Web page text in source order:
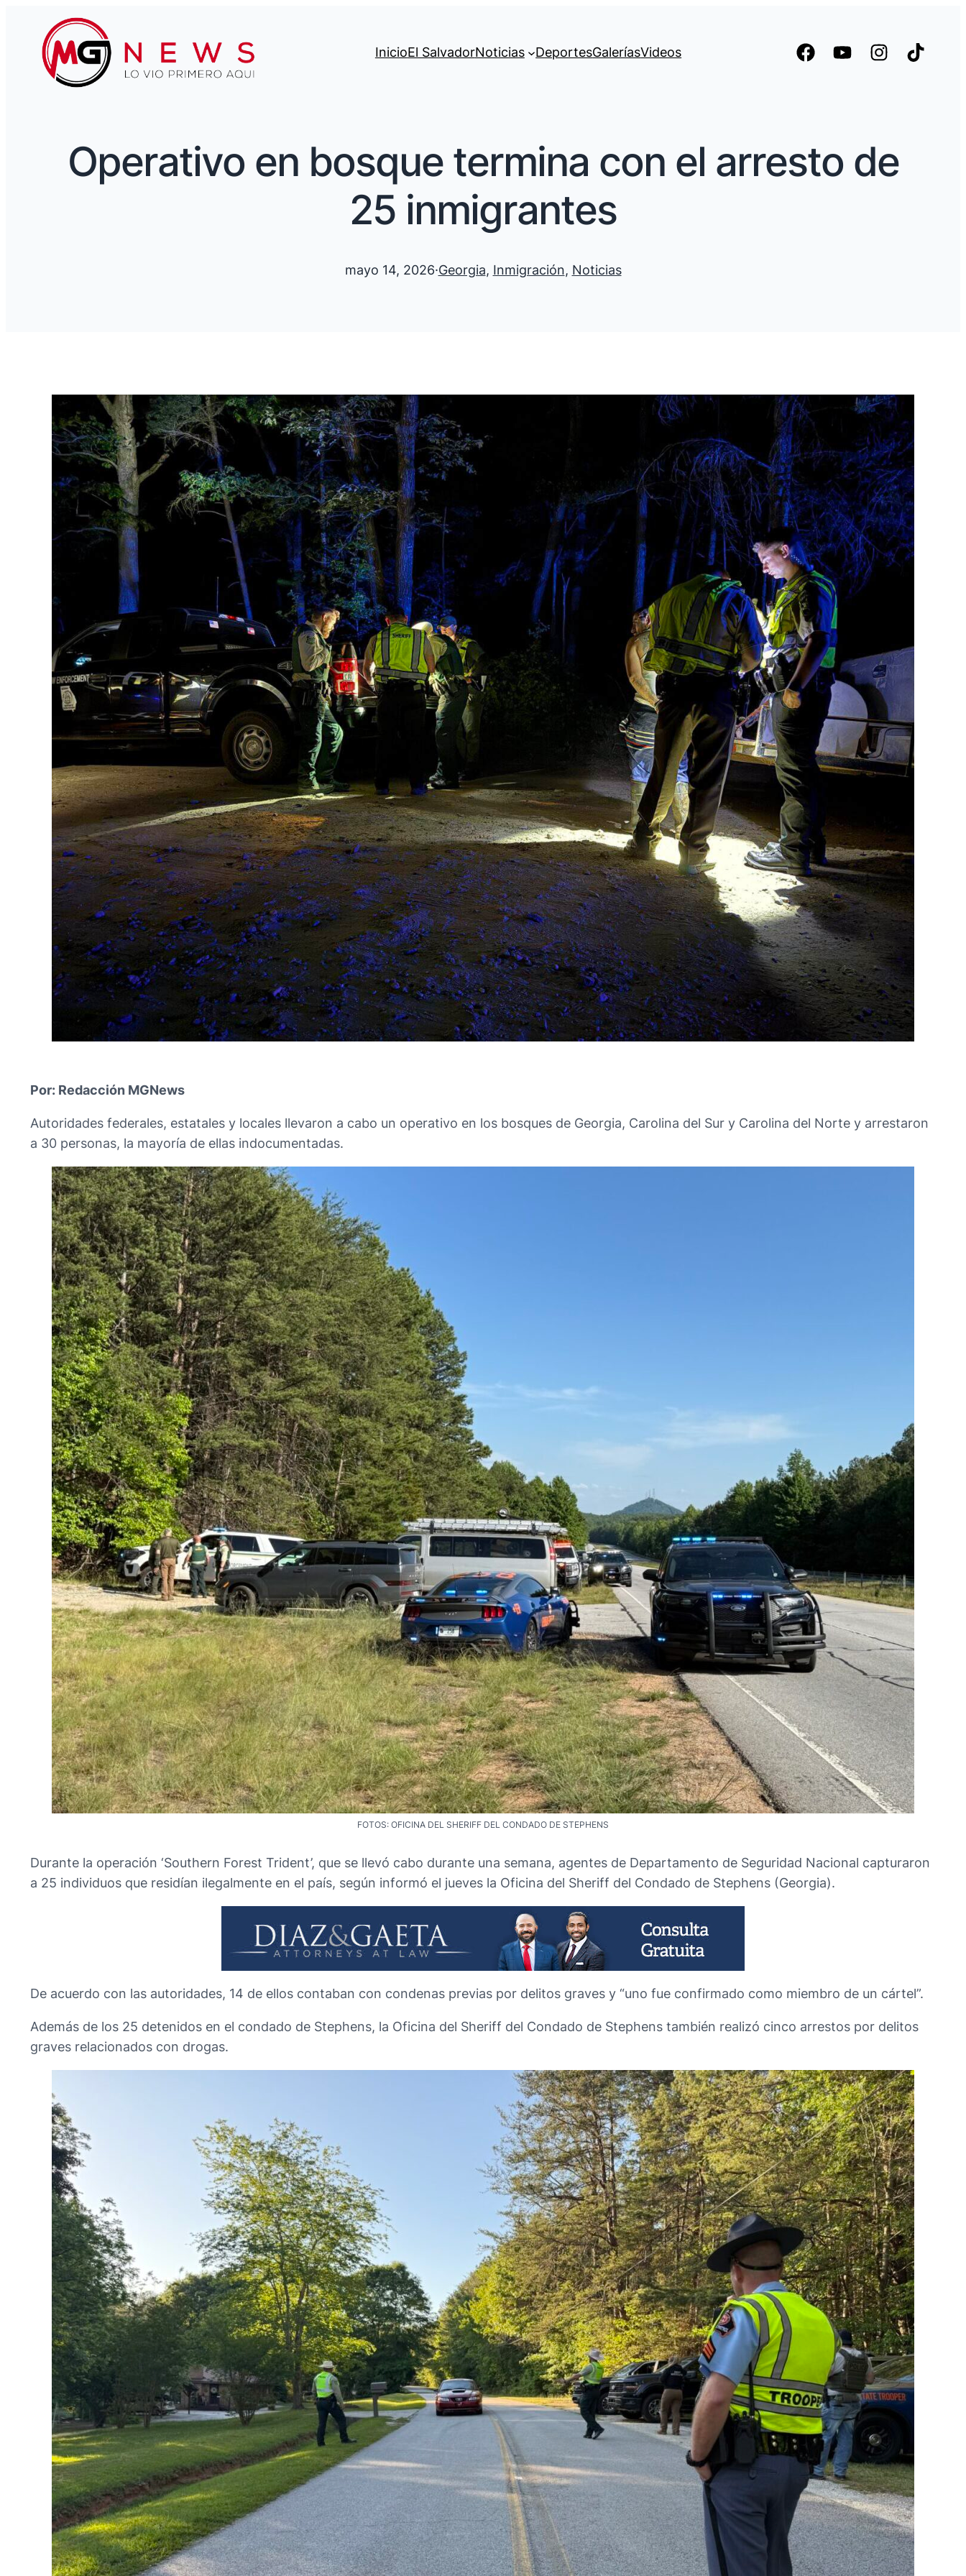
InicioEl SalvadorNoticias DeportesGaleríasVideos
Operativo en bosque termina con el arresto de
25 inmigrantes
mayo 14, 2026·Georgia, Inmigración, Noticias
Por: Redacción MGNews
Autoridades federales, estatales y locales llevaron a cabo un operativo en los bosques de Georgia, Carolina del Sur y Carolina del Norte y arrestaron
a 30 personas, la mayoría de ellas indocumentadas.
FOTOS: OFICINA DEL SHERIFF DEL CONDADO DE STEPHENS
Durante la operación ‘Southern Forest Trident’, que se llevó cabo durante una semana, agentes de Departamento de Seguridad Nacional capturaron
a 25 individuos que residían ilegalmente en el país, según informó el jueves la Oficina del Sheriff del Condado de Stephens (Georgia).
De acuerdo con las autoridades, 14 de ellos contaban con condenas previas por delitos graves y “uno fue confirmado como miembro de un cártel”.
Además de los 25 detenidos en el condado de Stephens, la Oficina del Sheriff del Condado de Stephens también realizó cinco arrestos por delitos
graves relacionados con drogas.